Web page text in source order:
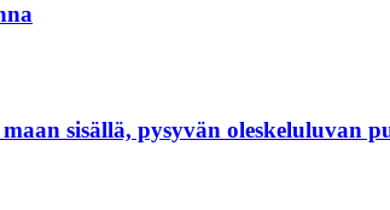
sisällä, pysyvän oleskeluluvan